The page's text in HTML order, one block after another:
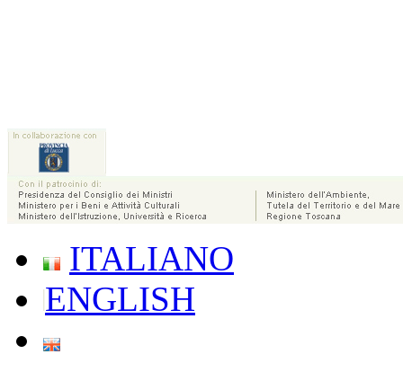
ITALIANO
ENGLISH